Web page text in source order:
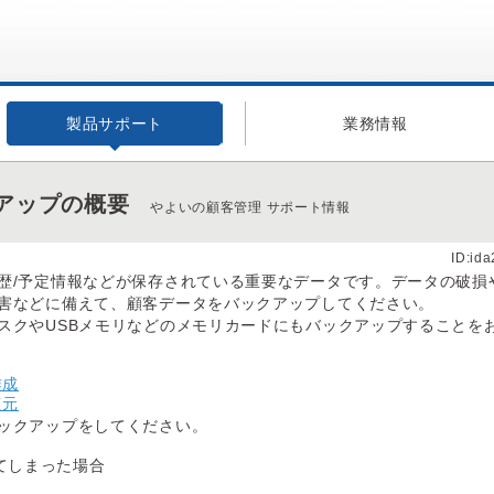
製品サポート 業務情報
ップの概要 やよいの顧客管理 サポート情報
/予定情報などが保存されている重要なデータです。データの破損
などに備えて、顧客データをバックアップしてください。
クやUSBメモリなどのメモリカードにもバックアップすることを
クアップをしてください。
しまった場合